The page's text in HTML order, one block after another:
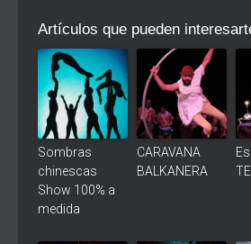
Artículos que pueden
Sombras
chinescas
Show 100% a
medida
CARAVANA
BALKANERA